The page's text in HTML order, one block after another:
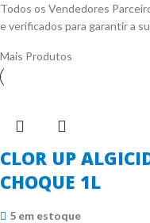
Todos os Vendedores
e verificados para garantir a
Mais Produtos
CLOR UP
CHOQUE 1L
5 em estoque